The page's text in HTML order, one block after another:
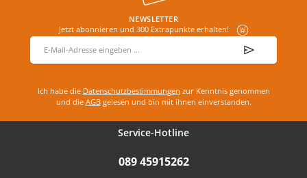
NEWSLETTER
Jetzt abonnieren und 300 Extrapunkte erhalten!
E-Mail-Adresse
Ich habe die Datenschutzbestimmungen zur Kenntnis genommen
und die AGBgelesen und bin mit ihnen einverstanden.
Service-Hotline
089 45915262